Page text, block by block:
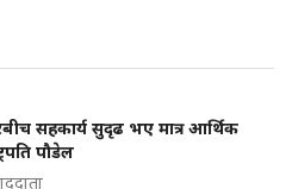
सहकार्य सुदृढ भए मात्र आर्थिक
पौडेल